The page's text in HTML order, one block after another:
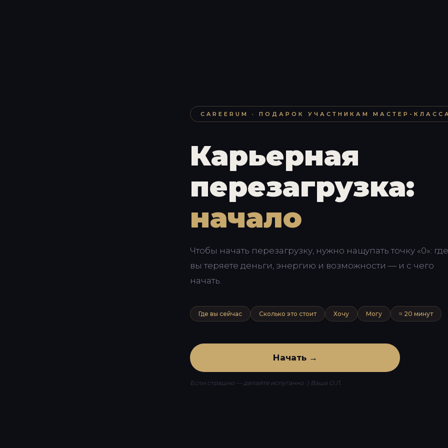
CAREERUM · ПОДАРОК УЧАСТНИКАМ МАСТЕР-
Карьерная
перезагрузка:
начало
Чтобы начать перезагрузку, нужно нащупать точку «0»: где
вы теряете деньги, энергию и возможности — и с чего
начать.
Где вы сейчас Сколько это стоит Хочу Могу ≈ 20 минут
Начать →
Если страшно — делайте испуганно :) Ваша О.Л.